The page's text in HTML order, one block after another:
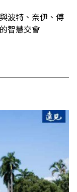
波特、奈伊、傅
智慧交會